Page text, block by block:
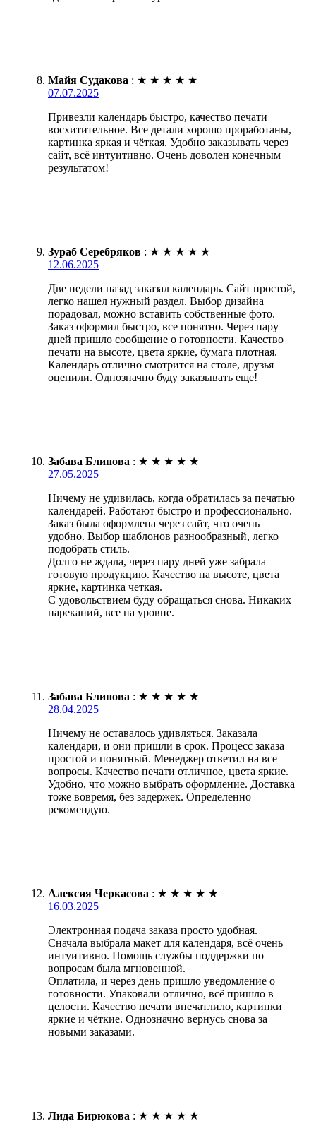
Майя Судакова : ★ ★ ★ ★ ★
07.07.2025
Привезли календарь быстро, качество печати
восхитительное. Все детали хорошо проработаны,
картинка яркая и чёткая. Удобно заказывать через
сайт, всё интуитивно. Очень доволен конечным
результатом!
Зураб Серебряков : ★ ★ ★ ★ ★
12.06.2025
Две недели назад заказал календарь. Сайт простой,
легко нашел нужный раздел. Выбор дизайна
порадовал, можно вставить собственные фото.
Заказ оформил быстро, все понятно. Через пару
дней пришло сообщение о готовности. Качество
печати на высоте, цвета яркие, бумага плотная.
Календарь отлично смотрится на столе, друзья
оценили. Однозначно буду заказывать еще!
Забава Блинова : ★ ★ ★ ★ ★
27.05.2025
Ничему не удивилась, когда обратилась за печатью
календарей. Работают быстро и профессионально.
Заказ была оформлена через сайт, что очень
удобно. Выбор шаблонов разнообразный, легко
подобрать стиль.
Долго не ждала, через пару дней уже забрала
готовую продукцию. Качество на высоте, цвета
яркие, картинка четкая.
С удовольствием буду обращаться снова. Никаких
нареканий, все на уровне.
Забава Блинова : ★ ★ ★ ★ ★
28.04.2025
Ничему не оставалось удивляться. Заказала
календари, и они пришли в срок. Процесс заказа
простой и понятный. Менеджер ответил на все
вопросы. Качество печати отличное, цвета яркие.
Удобно, что можно выбрать оформление. Доставка
тоже вовремя, без задержек. Определенно
рекомендую.
Алексия Черкасова : ★ ★ ★ ★ ★
16.03.2025
Электронная подача заказа просто удобная.
Сначала выбрала макет для календаря, всё очень
интуитивно. Помощь службы поддержки по
вопросам была мгновенной.
Оплатила, и через день пришло уведомление о
готовности. Упаковали отлично, всё пришло в
целости. Качество печати впечатлило, картинки
яркие и чёткие. Однозначно вернусь снова за
новыми заказами.
Лида Бирюкова : ★ ★ ★ ★ ★